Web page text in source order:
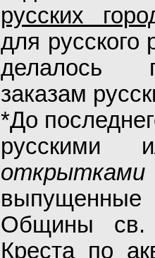
русских
для русского
делалось
заказам
*До
русскими
открытками
Общины св.
Креста по